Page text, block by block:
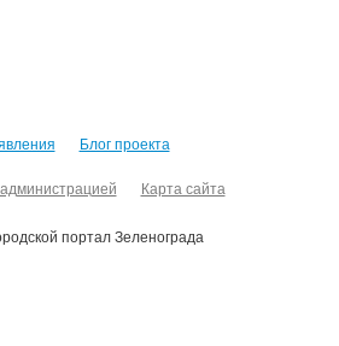
Блог проекта
Карта сайта
портал Зеленограда